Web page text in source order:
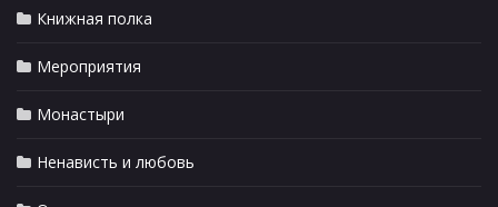
Книжная полка
Мероприятия
Монастыри
Ненависть и любовь